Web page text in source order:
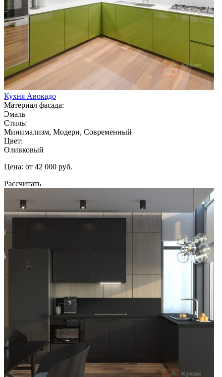
Кухня Авокадо
Материал фасада:
Эмаль
Стиль:
Минимализм, Модерн, Современный
Цвет:
Оливковый
Цена: от 42 000 руб.
Рассчитать